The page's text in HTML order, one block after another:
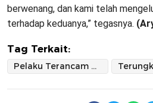
berwenang, dan kami telah
terhadap keduanya,” tegasnya.
Tag Terkait:
Pelaku Terancam UU Perlindungan Anak